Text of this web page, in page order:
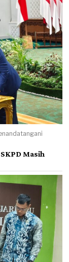
Masih